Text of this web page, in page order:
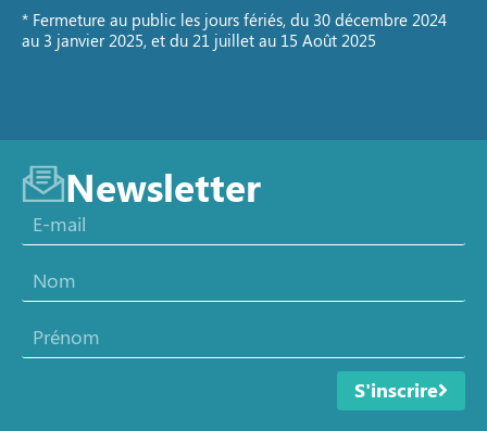
* Fermeture au public les jours fériés, du 30 décembre 2024
au 3 janvier 2025, et du 21 juillet au 15 Août 2025
Newsletter
S'inscrire